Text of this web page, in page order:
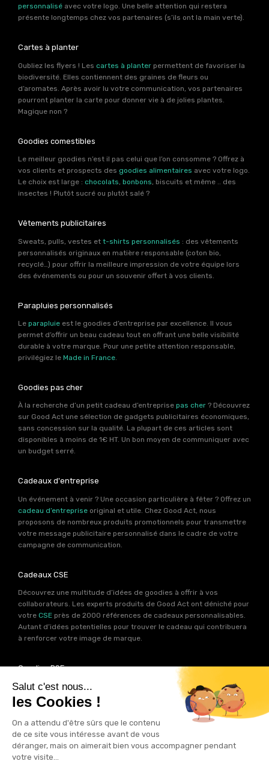
personnalisé avec votre logo. Une belle attention qui restera
présente longtemps chez vos partenaires (s’ils ont la main verte).
Cartes à planter
Oubliez les flyers ! Les cartes à planter permettent de favoriser la
biodiversité. Elles contiennent des graines de fleurs ou
d’aromates. Après avoir lu votre communication, vos partenaires
pourront planter la carte pour donner vie à de jolies plantes.
Magique non ?
Goodies comestibles
Le meilleur goodies n’est il pas celui que l’on consomme ? Offrez à
vos clients et prospects des goodies alimentaires avec votre logo.
Le choix est large : chocolats, bonbons, biscuits et même .. des
insectes ! Plutôt sucré ou plutôt salé ?
Vêtements publicitaires
Sweats, pulls, vestes et t-shirts personnalisés : des vêtements
personnalisés originaux en matière responsable (coton bio,
recyclé…) pour offrir la meilleure impression de votre équipe lors
des événements ou pour un souvenir offert à vos clients.
Parapluies personnalisés
Le parapluie est le goodies d’entreprise par excellence. Il vous
permet d’offrir un beau cadeau tout en offrant une belle visibilité
durable à votre marque. Pour une petite attention responsable,
privilégiez le Made in France.
Goodies pas cher
À la recherche d’un petit cadeau d’entreprise pas cher ? Découvrez
sur Good Act une sélection de gadgets publicitaires économiques,
sans concession sur la qualité. La plupart de ces articles sont
disponibles à moins de 1€ HT. Un bon moyen de communiquer avec
un budget serré.
Cadeaux d'entreprise
Un événement à venir ? Une occasion particulière à fêter ? Offrez un
cadeau d’entreprise original et utile. Chez Good Act, nous
proposons de nombreux produits promotionnels pour transmettre
votre message publicitaire personnalisé dans le cadre de votre
campagne de communication.
Cadeaux CSE
Découvrez une multitude d’idées de goodies à offrir à vos
collaborateurs. Les experts produits de Good Act ont déniché pour
votre CSE près de 2000 références de cadeaux personnalisables.
Autant d’idées potentielles pour trouver le cadeau qui contribuera
à renforcer votre image de marque.
Goodies RSE
Vous souhaitez communiquer en accord avec vos valeurs ? Ca
tombe bien ! Un grand nombre de produits présents sur Good Act
sont fabriqués en France et en Europe.
Notre sélection RSEvous
permet de trouver un goodies parfait pour votre campagne de
communication. Des produits fabriqués avec amour dans de
bonnes conditions et un impact limité sur la planête.